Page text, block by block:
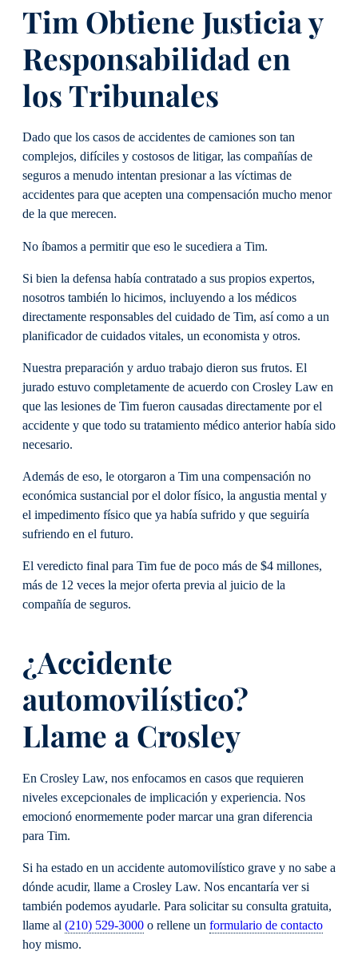
Tim Obtiene Justicia y
Responsabilidad en
los Tribunales
Dado que los casos de accidentes de camiones son tan
complejos, difíciles y costosos de litigar, las compañías de
seguros a menudo intentan presionar a las víctimas de
accidentes para que acepten una compensación mucho menor
de la que merecen.
No íbamos a permitir que eso le sucediera a Tim.
Si bien la defensa había contratado a sus propios expertos,
nosotros también lo hicimos, incluyendo a los médicos
directamente responsables del cuidado de Tim, así como a un
planificador de cuidados vitales, un economista y otros.
Nuestra preparación y arduo trabajo dieron sus frutos. El
jurado estuvo completamente de acuerdo con Crosley Law en
que las lesiones de Tim fueron causadas directamente por el
accidente y que todo su tratamiento médico anterior había sido
necesario.
Además de eso, le otorgaron a Tim una compensación no
económica sustancial por el dolor físico, la angustia mental y
el impedimento físico que ya había sufrido y que seguiría
sufriendo en el futuro.
El veredicto final para Tim fue de poco más de $4 millones,
más de 12 veces la mejor oferta previa al juicio de la
compañía de seguros.
¿Accidente
automovilístico?
Llame a Crosley
En Crosley Law, nos enfocamos en casos que requieren
niveles excepcionales de implicación y experiencia. Nos
emocionó enormemente poder marcar una gran diferencia
para Tim.
Si ha estado en un accidente automovilístico grave y no sabe a
dónde acudir, llame a Crosley Law. Nos encantaría ver si
también podemos ayudarle. Para solicitar su consulta gratuita,
llame al (210) 529-3000 o rellene un formulario de contacto
hoy mismo.